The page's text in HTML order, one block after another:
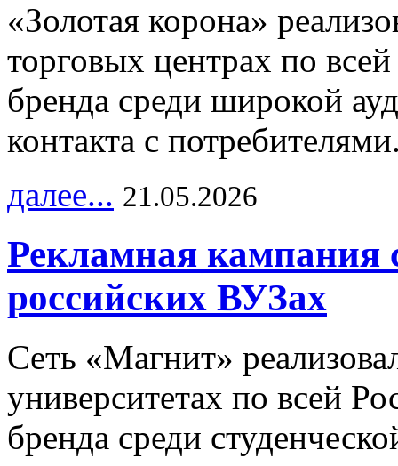
«Золотая корона»
торговых центрах по
бренда среди широкой
контакта с
далее... 21.05.2026
Рекламная кампания
российских ВУЗах
Сеть «Магнит»
университетах по всей
бренда среди